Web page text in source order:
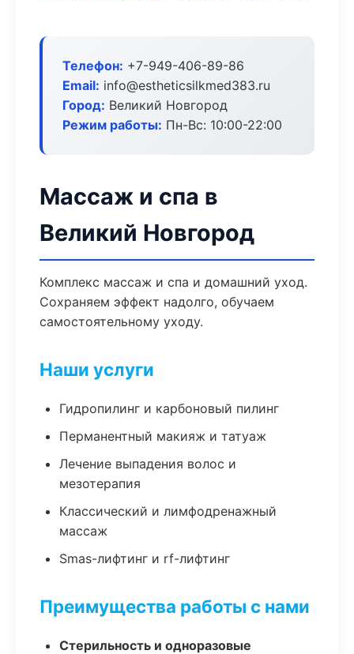
Телефон: +7-949-406-89-86
Email: info@estheticsilkmed383.ru
Город: Великий Новгород
Режим работы: Пн-Вс: 10:00-22:00
Массаж и спа в
Великий Новгород
Комплекс массаж и спа и домашний уход.
Сохраняем эффект надолго, обучаем
самостоятельному уходу.
Наши услуги
Гидропилинг и карбоновый пилинг
Перманентный макияж и татуаж
Лечение выпадения волос и
мезотерапия
Классический и лимфодренажный
массаж
Smas-лифтинг и rf-лифтинг
Преимущества работы с нами
Стерильность и одноразовые